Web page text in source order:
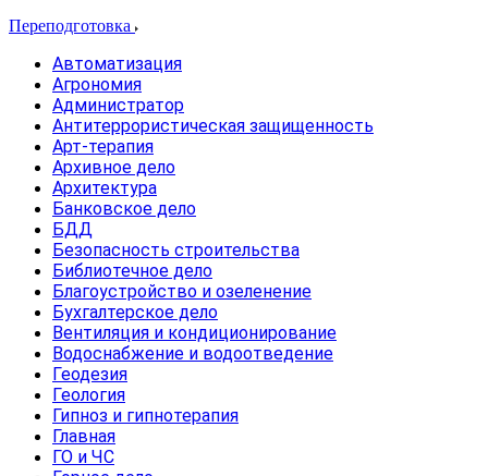
Переподготовка
Автоматизация
Агрономия
Администратор
Антитеррористическая защищенность
Арт-терапия
Архивное дело
Архитектура
Банковское дело
БДД
Безопасность строительства
Библиотечное дело
Благоустройство и озеленение
Бухгалтерское дело
Вентиляция и кондиционирование
Водоснабжение и водоотведение
Геодезия
Геология
Гипноз и гипнотерапия
Главная
ГО и ЧС